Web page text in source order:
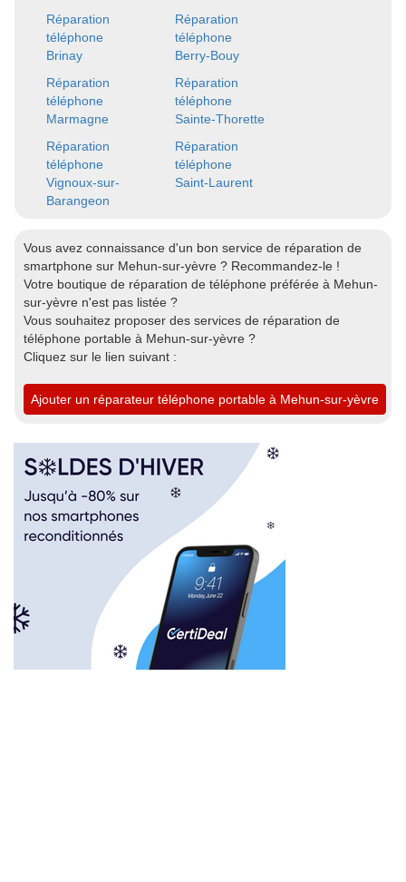
Réparation
téléphone
Brinay
Réparation
téléphone
Berry-Bouy
Réparation
téléphone
Marmagne
Réparation
téléphone
Sainte-Thorette
Réparation
téléphone
Vignoux-sur-
Barangeon
Réparation
téléphone
Saint-Laurent
Vous avez connaissance d'un bon service de réparation de
smartphone sur Mehun-sur-yèvre ? Recommandez-le !
Votre boutique de réparation de téléphone préférée à Mehun-
sur-yèvre n'est pas listée ?
Vous souhaitez proposer des services de réparation de
téléphone portable à Mehun-sur-yèvre ?
Cliquez sur le lien suivant :
Ajouter un réparateur téléphone portable à Mehun-sur-yèvre